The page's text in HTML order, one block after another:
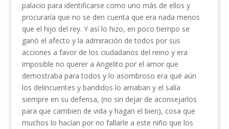
palacio para identificarse como uno más de ellos y
procuraría que no se den cuenta que era nada menos
que el hijo del rey. Y así lo hizo, en poco tiempo se
ganó el afecto y la admiración de todos por sus
acciones a favor de los ciudadanos del reino y era
imposible no querer a Angelito por el amor que
demostraba para todos y lo asombroso era qué aún
los delincuentes y bandidos lo amaban y el salía
siempre en su defensa, (no sin dejar de aconsejarlos
para que cambien de vida y hagan el bien), cosa que
muchos lo hacían por no fallarle a este niño que los